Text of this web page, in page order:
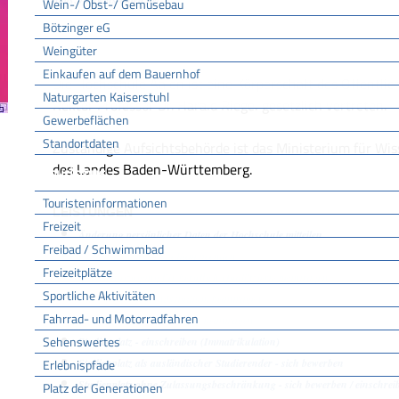
Wein-/ Obst-/ Gemüsebau
Bötzinger eG
Weingüter
Einkaufen auf dem Bauernhof
Naturgarten Kaiserstuhl
Gewerbeflächen
Standortdaten
Tourismus
Touristeninformationen
Freizeit
Freibad / Schwimmbad
Freizeitplätze
Sportliche Aktivitäten
Fahrrad- und Motorradfahren
Sehenswertes
Erlebnispfade
Platz der Generationen
Die Hochschule Aalen ist eine Körperschaft des
Rektor Professor Dr. Harald Riegel gesetzlich vertreten.
Zuständige Aufsichtsbehörde ist das Ministerium für
des Landes Baden-Württemberg.
LEISTUNGEN
Änderung persönlicher Daten der Hochschule mitteilen
Exmatrikulation - Studium beenden
Hochschulzugang für beruflich Qualifizierte beantragen
Integriertes Auslandsstudium beantragen
Studienplatz - Beurlaubung beantragen
Studienplatz - einschreiben (Immatrikulation)
Studienplatz als ausländischer Studierender - sich bewerben
Studienplatz ohne Zulassungsbeschränkung - sich bewerben /